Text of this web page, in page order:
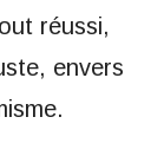
réussi,
envers